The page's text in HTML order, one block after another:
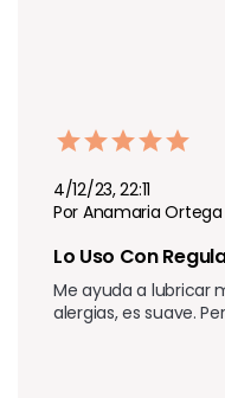
4/12/23, 22:11
Por Anamaria Ortega
Lo Uso Con
Me ayuda a lubricar
alergias, es suave.